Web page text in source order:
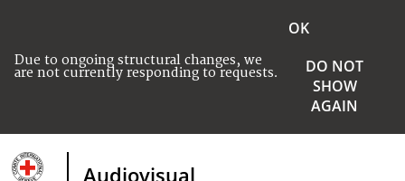
Due to ongoing structural changes, we
are not currently responding to requests.
OK
DO NOT
SHOW
AGAIN
Audiovisual